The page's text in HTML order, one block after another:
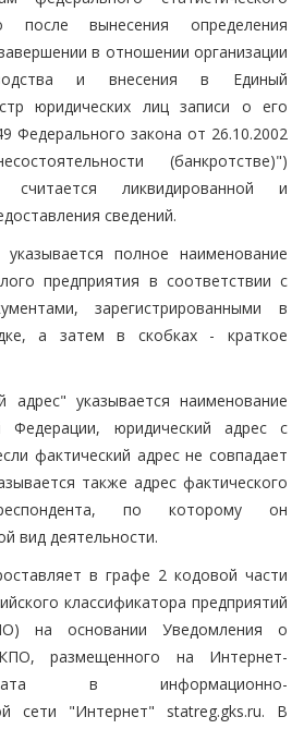
после вынесения определения
в отношении организации
и внесения в Единый
юридических лиц записи о его
Федерального закона от 26.10.2002
(банкротстве)")
считается ликвидированной и
сведений.
полное наименование
предприятия в соответствии с
зарегистрированными в
а затем в скобках - краткое
указывается наименование
Федерации, юридический адрес с
фактический адрес не совпадает
также адрес фактического
по которому он
вид деятельности.
в графе 2 кодовой части
классификатора предприятий
на основании Уведомления о
размещенного на Интернет-
в информационно-
сети "Интернет" statreg.gks.ru. В